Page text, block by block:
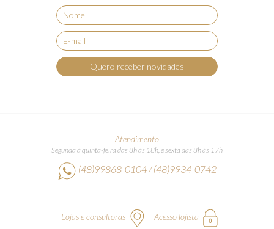
Quero receber novidades
Atendimento
Segunda à quinta-feira das 8h às 18h, e sexta das 8h às 17h
(48)99868-0104 / (48)9934-0742
Lojas e consultoras Acesso lojista